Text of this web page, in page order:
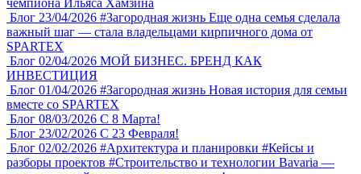
Блог 23/04/2026 #Загородная жизнь Еще одна семья сделала
важный шаг — стала владельцами кирпичного дома от
SPARTEX
Блог 02/04/2026 МОЙ БИЗНЕС. БРЕНД КАК
ИНВЕСТИЦИЯ
Блог 01/04/2026 #Загородная жизнь Новая история для семьи
вместе со SPARTEX
Блог 08/03/2026 С 8 Марта!
Блог 23/02/2026 С 23 Февраля!
Блог 02/02/2026 #Архитектура и планировки #Кейсы и
разборы проектов #Строительство и технологии Bavaria —